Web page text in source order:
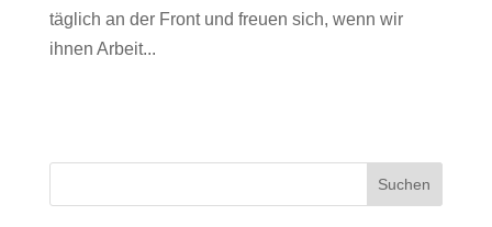
täglich an der Front und freuen sich, wenn wir
ihnen Arbeit...
Suchen